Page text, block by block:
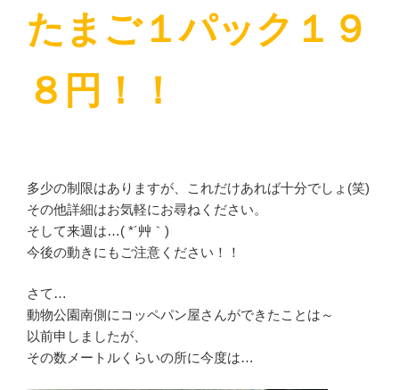
たまご１パック１９
８円！！
多少の制限はありますが、これだけあれば十分でしょ(笑)
その他詳細はお気軽にお尋ねください。
そして来週は…( *´艸｀)
今後の動きにもご注意ください！！
さて…
動物公園南側にコッペパン屋さんができたことは～
以前申しましたが、
その数メートルくらいの所に今度は…